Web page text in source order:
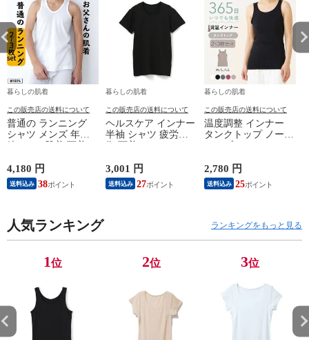
暮らしの肌着
この販売店の送料について
普通の ランニング
シャツ メンズ 年間
綿100 % 肌着 下着 U
ンクトップ ノースリ
ーブ インナー 紳士
男性 シニア 抗菌 防
4,180 円
送料込み 38
暮らしの肌着
この販売店の送料について
ヘルスケア インナー
半袖 シャツ 疲労回
復 下着 インナーウ
外線 疲労軽減 ボデ
ィケア 健康 プレゼ
ント ギフト ヘルス
3,001 円
送料込み 27
暮らしの肌着
この販売店の送料について
温度調整 インナー
タンクトップ ノース
リーブ レディース
オフホワイト/ブラウ
ン/ブラック/チャコ
ールグレー/ピンク
2,780 円
送料込み 25
人気ランキング ランキングをもっと見る
1位 2位 3位